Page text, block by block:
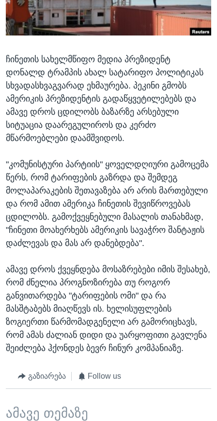
ᲡᲢᲣᲓᲘᲐ ᲕᲐᲨᲘᲜᲒᲢᲝᲜᲘ
ᲔᲙᲝᲜᲝᲛᲘᲙᲐ
ᲯᲐᲜᲛᲠᲗᲔᲚᲝᲑᲐ
ᲘᲜᲢᲔᲠᲕᲘᲣ
ᲙᲣᲚᲢᲣᲠᲐ
ᲒᲐᲚᲘᲚᲔᲝ
ᲓᲔᲖᲘᲜᲤᲝᲠᲛᲐᲪᲘᲐ
Learning English
ენები
ჩინეთის სახელმწიფო მედია პრეზიდენტ
დონალდ ტრამპის ახალ სატარიფო პოლიტიკას
სხვადასხვაგვარად ეხმაურება. პეკინი გმობს
ამერიკის პრეზიდენტის გადაწყვეტილებებს და
ამავე დროს ცდილობს ბაზარზე არსებული
სიტუაცია დაარეგულიროს და კერძო
მწარმოებლები დაამშვიდოს.
"კომუნისტური პარტიის" ყოველდღიური გამოცემა
წერს, რომ ტარიფების გაზრდა და შემდეგ
მოლაპარაკების შეთავაზება არ არის მართებული
და რომ ამით ამერიკა ჩინეთის შევიწროვებას
ცდილობს. გამოქვეყნებული მასალის თანახმად,
"ჩინეთი მოახერხებს ამერიკის სავაჭრო შანტაჟის
დაძლევას და მას არ დანებდება".
ამავე დროს ქვეყნდება მოსაზრებები იმის შესახებ,
რომ ძნელია პროგნოზირება თუ როგორ
განვითარდება "ტარიფების ომი" და რა
მასშტაბებს მიაღწევს ის. ხელისუფლების
ზოგიერთი წარმომადგენელი არ გამორიცხავს,
რომ ამას ძალიან დიდი და უარყოფითი გავლენა
შეიძლება ჰქონდეს ბევრ ჩინურ კომპანიაზე.
გაზიარება Follow us
ამავე თემაზე